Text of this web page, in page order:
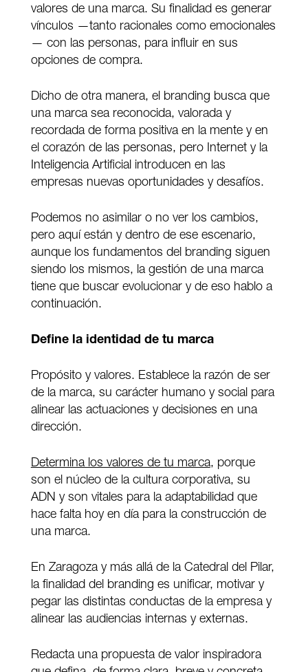
valores de una marca. Su finalidad es generar
vínculos —tanto racionales como emocionales
— con las personas, para influir en sus
opciones de compra.
Dicho de otra manera, el branding busca que
una marca sea reconocida, valorada y
recordada de forma positiva en la mente y en
el corazón de las personas, pero Internet y la
Inteligencia Artificial introducen en las
empresas nuevas oportunidades y desafíos.
Podemos no asimilar o no ver los cambios,
pero aquí están y dentro de ese escenario,
aunque los fundamentos del branding siguen
siendo los mismos, la gestión de una marca
tiene que buscar evolucionar y de eso hablo a
continuación.
Define la identidad de tu marca
Propósito y valores. Establece la razón de ser
de la marca, su carácter humano y social para
alinear las actuaciones y decisiones en una
dirección.
Determina los valores de tu marca, porque
son el núcleo de la cultura corporativa, su
ADN y son vitales para la adaptabilidad que
hace falta hoy en día para la construcción de
una marca.
En Zaragoza y más allá de la Catedral del Pilar,
la finalidad del branding es unificar, motivar y
pegar las distintas conductas de la empresa y
alinear las audiencias internas y externas.
Redacta una propuesta de valor inspiradora